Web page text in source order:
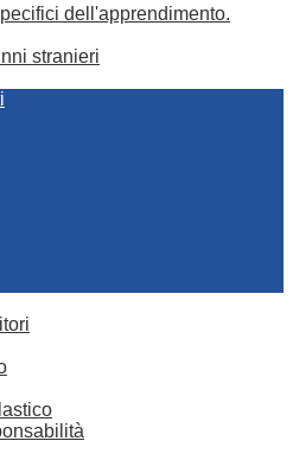
dell'apprendimento.
stranieri